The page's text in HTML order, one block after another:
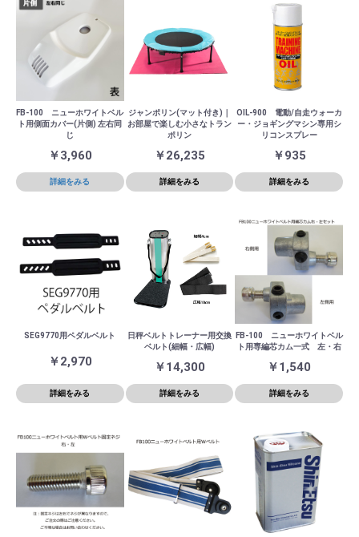
FB-100 ニューホワイトベル
ト用側面カバー(片側) 左右同
じ
￥3,960
詳細をみる
ジャンポリン(マット付き)｜
お部屋で楽しむ小さなトラン
ポリン
￥26,235
詳細をみる
OIL-900 電動/自走ウォーカ
ー・ジョギングマシン専用シ
リコンスプレー
￥935
詳細をみる
SEG9770用ペダルベルト
￥2,970
詳細をみる
日秤ベルトトレーナー用交換
ベルト(細幅・広幅)
￥14,300
詳細をみる
FB-100 ニューホワイトベル
ト用専編芯カム一式 左・右
￥1,540
詳細をみる